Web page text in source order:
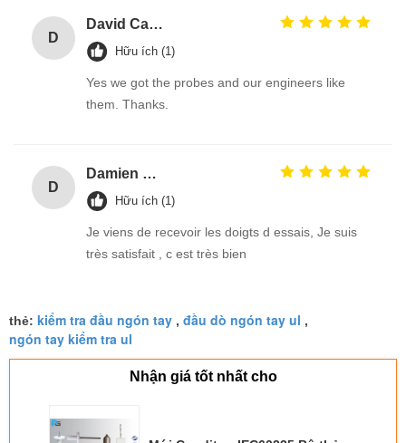
D
David Calabro
Hữu ích (1)
Yes we got the probes and our engineers like
them. Thanks.
D
Damien GOURDAIN
Hữu ích (1)
Je viens de recevoir les doigts d essais, Je suis
très satisfait , c est très bien
thẻ: kiểm tra đầu ngón tay , đầu dò ngón tay ul ,
ngón tay kiểm tra ul
Nhận giá tốt nhất cho